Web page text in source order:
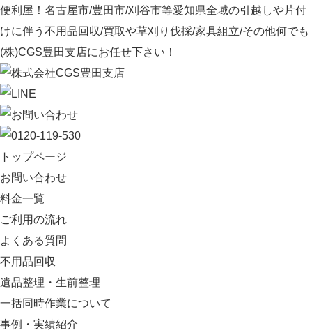
便利屋！名古屋市/豊田市/刈谷市等愛知県全域の引越しや片付
けに伴う不用品回収/買取や草刈り伐採/家具組立/その他何でも
(株)CGS豊田支店にお任せ下さい！
トップページ
お問い合わせ
料金一覧
ご利用の流れ
よくある質問
不用品回収
遺品整理・生前整理
一括同時作業について
事例・実績紹介